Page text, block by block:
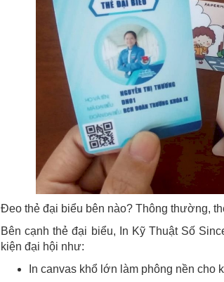
Đeo thẻ đại biểu bên nào? Thông thường,
Bên cạnh thẻ đại biểu, In Kỹ Thuật Số
kiện đại hội như:
In canvas khổ lớn làm phông nền cho